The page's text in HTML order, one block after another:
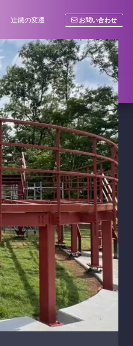
辻鐵の変遷 お問い合わせ